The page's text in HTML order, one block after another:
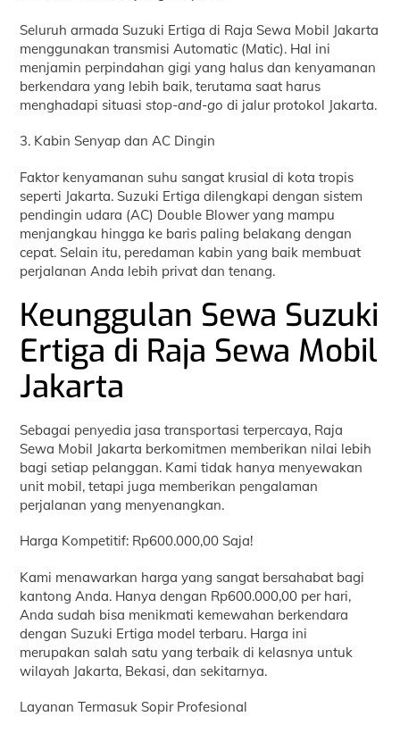
Seluruh armada Suzuki Ertiga di Raja Sewa Mobil Jakarta
menggunakan transmisi Automatic (Matic). Hal ini
menjamin perpindahan gigi yang halus dan kenyamanan
berkendara yang lebih baik, terutama saat harus
menghadapi situasistop-and-go di jalur protokol Jakarta.
3. Kabin Senyap dan AC Dingin
Faktor kenyamanan suhu sangat krusial di kota tropis
seperti Jakarta. Suzuki Ertiga dilengkapi dengan sistem
pendingin udara (AC) Double Blower yang mampu
menjangkau hingga ke baris paling belakang dengan
cepat. Selain itu, peredaman kabin yang baik membuat
perjalanan Anda lebih privat dan tenang.
Keunggulan Sewa Suzuki
Ertiga di Raja Sewa Mobil
Jakarta
Sebagai penyedia jasa transportasi terpercaya, Raja
Sewa Mobil Jakarta berkomitmen memberikan nilai lebih
bagi setiap pelanggan. Kami tidak hanya menyewakan
unit mobil, tetapi juga memberikan pengalaman
perjalanan yang menyenangkan.
Harga Kompetitif: Rp600.000,00 Saja!
Kami menawarkan harga yang sangat bersahabat bagi
kantong Anda. Hanya dengan Rp600.000,00 per hari,
Anda sudah bisa menikmati kemewahan berkendara
dengan Suzuki Ertiga model terbaru. Harga ini
merupakan salah satu yang terbaik di kelasnya untuk
wilayah Jakarta, Bekasi, dan sekitarnya.
Layanan Termasuk Sopir Profesional